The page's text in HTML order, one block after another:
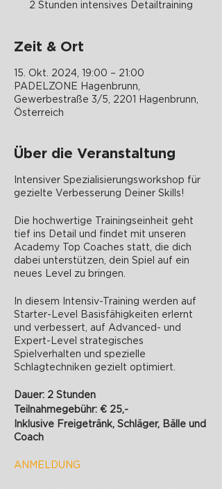
2 Stunden intensives Detailtraining
Zeit & Ort
15. Okt. 2024, 19:00 – 21:00
PADELZONE Hagenbrunn,
Gewerbestraße 3/5, 2201 Hagenbrunn,
Österreich
Über die Veranstaltung
Intensiver Spezialisierungsworkshop für
gezielte Verbesserung Deiner Skills!
Die hochwertige Trainingseinheit geht
tief ins Detail und findet mit unseren
Academy Top Coaches statt, die dich
dabei unterstützen, dein Spiel auf ein
neues Level zu bringen.
In diesem Intensiv-Training werden auf
Starter-Level Basisfähigkeiten erlernt
und verbessert, auf Advanced- und
Expert-Level strategisches
Spielverhalten und spezielle
Schlagtechniken gezielt optimiert.
Dauer: 2 Stunden
Teilnahmegebühr: € 25,-
Inklusive Freigetränk, Schläger, Bälle und
Coach
ANMELDUNG